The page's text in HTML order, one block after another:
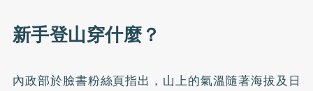
新手登山穿什麼？
內政部於臉書粉絲頁指出，山上的氣溫隨著海拔及日